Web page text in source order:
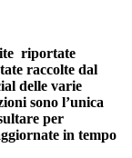
riportate
raccolte dal
delle varie
sono l’unica
per
in tempo